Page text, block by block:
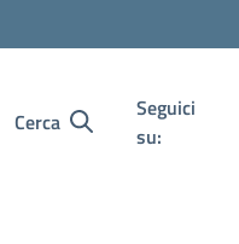
Cerca
Seguici
su: